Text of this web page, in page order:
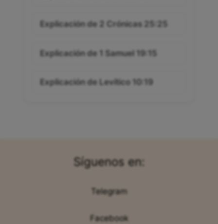
Explicación de 2 Crónicas 25:25
Explicación de 1 Samuel 19:15
Explicación de Levítico 10:19
Síguenos en:
Telegram
Facebook